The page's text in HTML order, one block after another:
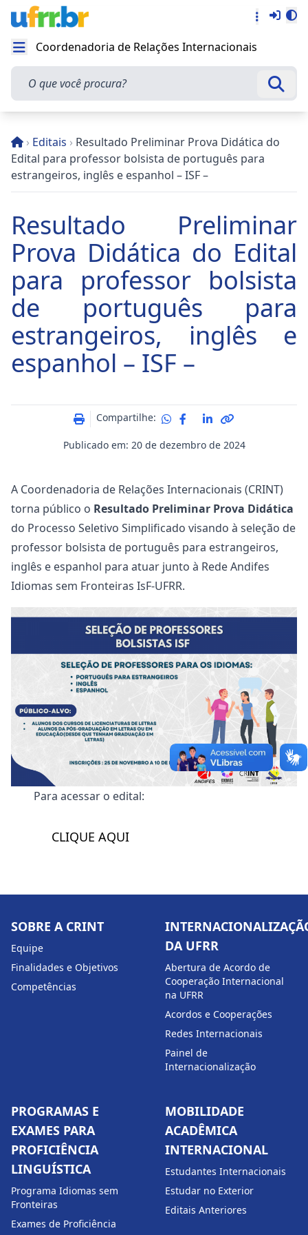
Abrir menu
Coordenadoria de Relações Internacionais
O que você procura?
› Editais › Resultado Preliminar Prova Didática do
Edital para professor bolsista de português para
estrangeiros, inglês e espanhol – ISF –
Resultado Preliminar
Prova Didática do Edital
para professor bolsista
de português para
estrangeiros, inglês e
espanhol – ISF –
Publicado em: 20 de dezembro de 2024
Compartilhe:
A Coordenadoria de Relações Internacionais (CRINT)
torna público o Resultado Preliminar Prova Didática
do Processo Seletivo Simplificado visando à seleção de
professor bolsista de português para estrangeiros,
inglês e espanhol para atuar junto à Rede Andifes
Idiomas sem Fronteiras IsF-UFRR.
Para acessar o edital:
CLIQUE AQUI
SOBRE A CRINT
Equipe
Finalidades e Objetivos
Competências
DA UFRR
Abertura de Acordo de
Cooperação Internacional
na UFRR
Acordos e Cooperações
Redes Internacionais
Painel de
Internacionalização
PROGRAMAS E
EXAMES PARA
PROFICIÊNCIA
LINGUÍSTICA
Programa Idiomas sem
Fronteiras
Exames de Proficiência
MOBILIDADE
ACADÊMICA
INTERNACIONAL
Estudantes Internacionais
Estudar no Exterior
Editais Anteriores